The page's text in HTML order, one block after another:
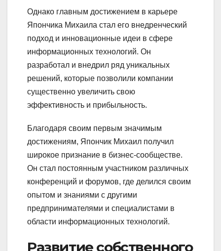
Однако главным достижением в карьере
Япончика Михаила стал его внедренческий
подход и инновационные идеи в сфере
информационных технологий. Он
разработал и внедрил ряд уникальных
решений, которые позволили компании
существенно увеличить свою
эффективность и прибыльность.
Благодаря своим первым значимым
достижениям, Япончик Михаил получил
широкое признание в бизнес-сообществе.
Он стал постоянным участником различных
конференций и форумов, где делился своим
опытом и знаниями с другими
предпринимателями и специалистами в
области информационных технологий.
Развитие собственного